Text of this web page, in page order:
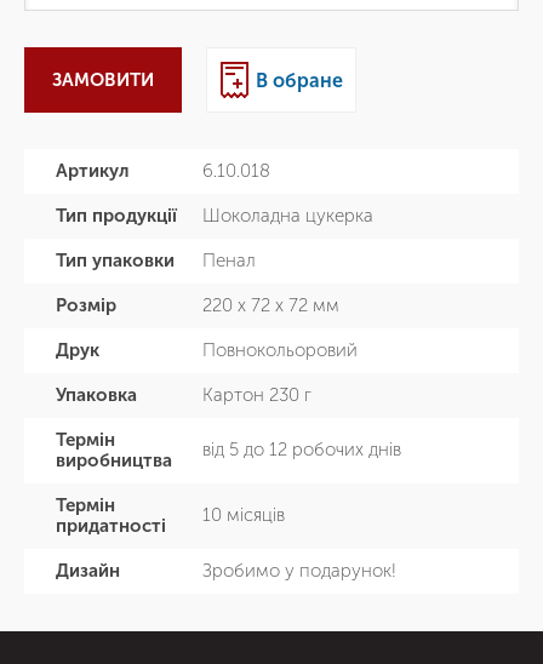
ЗАМОВИТИ В обране
Артикул 6.10.018
Тип продукції Шоколадна цукерка
Тип упаковки Пенал
Розмір 220 х 72 х 72 мм
Друк Повнокольоровий
Упаковка Картон 230 г
Термін
виробництва
від 5 до 12 робочих днів
Термін
придатності
10 місяців
Дизайн Зробимо у подарунок!